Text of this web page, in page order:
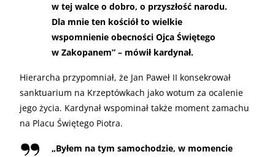
w tej walce o dobro, o przyszłość narodu.
Dla mnie ten kościół to wielkie
wspomnienie obecności Ojca Świętego
w Zakopanem” – mówił kardynał.
Hierarcha przypomniał, że Jan Paweł II konsekrował
sanktuarium na Krzeptówkach jako wotum za ocalenie
jego życia. Kardynał wspominał także moment zamachu
na Placu Świętego Piotra.
„Byłem na tym samochodzie, w momencie